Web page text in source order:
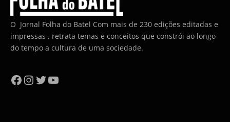
O Jornal Folha do Batel Com mais de 230 edições editadas e
impressas , retrata temas e conceitos que constrói ao longo
do tempo a cultura de uma sociedade.
Facebook
Instagram
Twitter
YouTube